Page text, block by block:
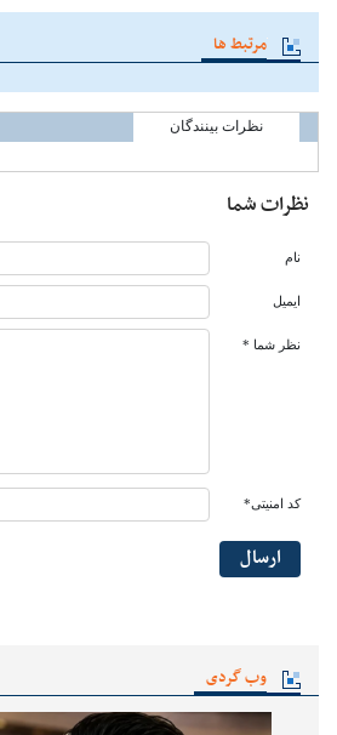
وب گردی
مرتبط ها
نظرات بینندگان
نظرات شما
نام
ایمیل
نظر شما *
کد امنیتی*
ارسال